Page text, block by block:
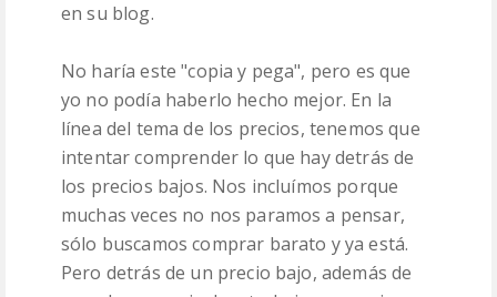
en su blog.
No haría este "copia y pega", pero es que
yo no podía haberlo hecho mejor. En la
línea del tema de los precios, tenemos que
intentar comprender lo que hay detrás de
los precios bajos. Nos incluímos porque
muchas veces no nos paramos a pensar,
sólo buscamos comprar barato y ya está.
Pero detrás de un precio bajo, además de